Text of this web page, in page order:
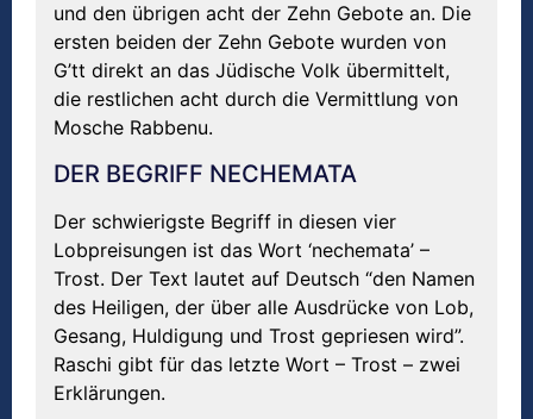
und den übrigen acht der Zehn Gebote an. Die
ersten beiden der Zehn Gebote wurden von
G’tt direkt an das Jüdische Volk übermittelt,
die restlichen acht durch die Vermittlung von
Mosche Rabbenu.
DER BEGRIFF NECHEMATA
Der schwierigste Begriff in diesen vier
Lobpreisungen ist das Wort ‘nechemata’ –
Trost. Der Text lautet auf Deutsch “den Namen
des Heiligen, der über alle Ausdrücke von Lob,
Gesang, Huldigung und Trost gepriesen wird”.
Raschi gibt für das letzte Wort – Trost – zwei
Erklärungen.